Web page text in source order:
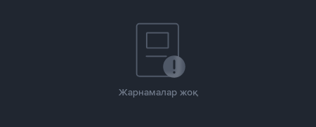
Жарнамалар жоқ